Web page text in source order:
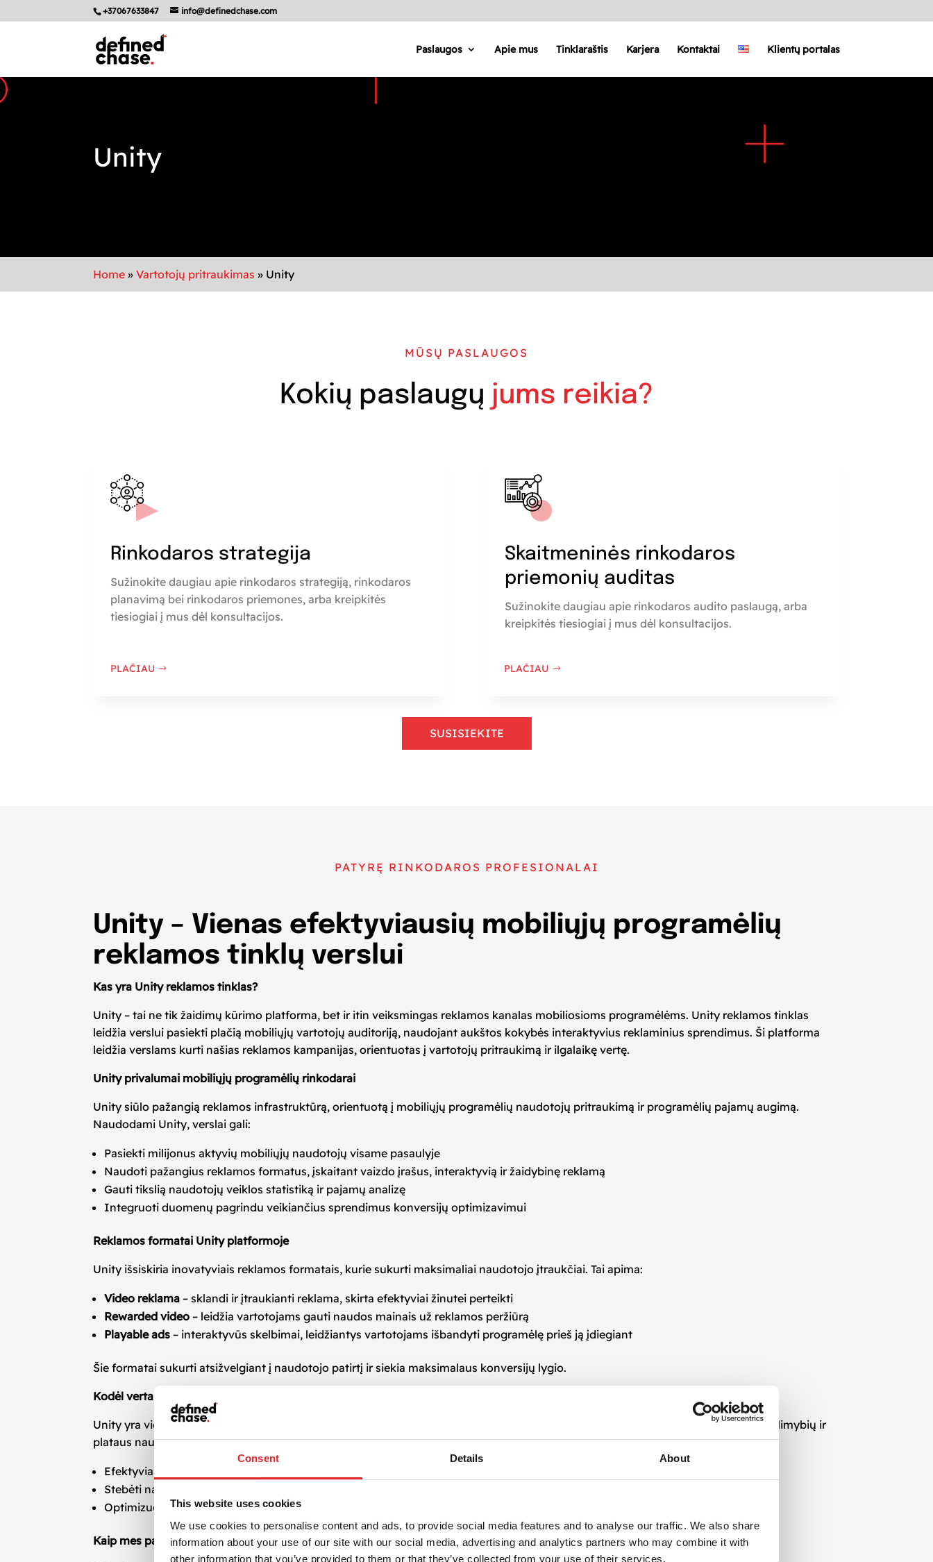
Consent Details About
This website uses cookies
We use cookies to personalise content and ads, to provide social media features and to analyse our traffic. We also share
information about your use of our site with our social media, advertising and analytics partners who may combine it with
other information that you’ve provided to them or that they’ve collected from your use of their services.
+37067633847 info@definedchase.com
Paslaugos Apie mus Tinklaraštis Karjera Kontaktai Klientų portalas
Unity
Home »Vartotojų pritraukimas » Unity
MŪSŲ PASLAUGOS
Kokių paslaugų jums reikia?
Rinkodaros strategija
Sužinokite daugiau apie rinkodaros strategiją, rinkodaros
planavimą bei rinkodaros priemones, arba kreipkitės
tiesiogiai į mus dėl konsultacijos.
PLAČIAU
Skaitmeninės rinkodaros
priemonių auditas
Sužinokite daugiau apie rinkodaros audito paslaugą, arba
kreipkitės tiesiogiai į mus dėl konsultacijos.
PLAČIAU
SUSISIEKITE
PATYRĘ RINKODAROS PROFESIONALAI
Unity – Vienas efektyviausių mobiliųjų programėlių
reklamos tinklų verslui
Kas yra Unity reklamos tinklas?
Unity – tai ne tik žaidimų kūrimo platforma, bet ir itin veiksmingas reklamos kanalas mobiliosioms programėlėms. Unity reklamos tinklas
leidžia verslui pasiekti plačią mobiliųjų vartotojų auditoriją, naudojant aukštos kokybės interaktyvius reklaminius sprendimus. Ši platforma
leidžia verslams kurti našias reklamos kampanijas, orientuotas į vartotojų pritraukimą ir ilgalaikę vertę.
Unity privalumai mobiliųjų programėlių rinkodarai
Unity siūlo pažangią reklamos infrastruktūrą, orientuotą į mobiliųjų programėlių naudotojų pritraukimą ir programėlių pajamų augimą.
Naudodami Unity, verslai gali:
Pasiekti milijonus aktyvių mobiliųjų naudotojų visame pasaulyje
Naudoti pažangius reklamos formatus, įskaitant vaizdo įrašus, interaktyvią ir žaidybinę reklamą
Gauti tikslią naudotojų veiklos statistiką ir pajamų analizę
Integruoti duomenų pagrindu veikiančius sprendimus konversijų optimizavimui
Reklamos formatai Unity platformoje
Unity išsiskiria inovatyviais reklamos formatais, kurie sukurti maksimaliai naudotojo įtraukčiai. Tai apima:
Video reklama – sklandi ir įtraukianti reklama, skirta efektyviai žinutei perteikti
Rewarded video – leidžia vartotojams gauti naudos mainais už reklamos peržiūrą
Playable ads – interaktyvūs skelbimai, leidžiantys vartotojams išbandyti programėlę prieš ją įdiegiant
Šie formatai sukurti atsižvelgiant į naudotojo patirtį ir siekia maksimalaus konversijų lygio.
Kodėl verta rinktis Unity reklamos tinklą?
Unity yra vienas iš pirmaujančių reklamos tinklų, sukurtas specialiai mobiliosioms programėlėms. Dėl platformos technologinių galimybių ir
plataus naudotojų tinklo, Unity tampa idealus pasirinkimas verslams, siekiantiems efektyviai pritraukti vartotojus. Unity leidžia:
Efektyviai investuoti į naudotojų įsigijimą
Stebėti naudotojo kelionę ir elgseną nuo pirmo sąlyčio taško iki konversijos
Optimizuoti kampanijų rezultatus realiu laiku
Kaip mes padedame per Unity reklamos tinklą